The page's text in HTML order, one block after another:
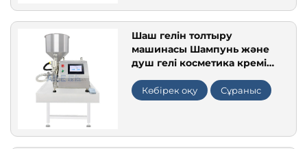
Шаш гелін толтыру
машинасы Шампунь және
душ гелі косметика кремі
толтыру машинасы
Көбірек оқу Сұраныс